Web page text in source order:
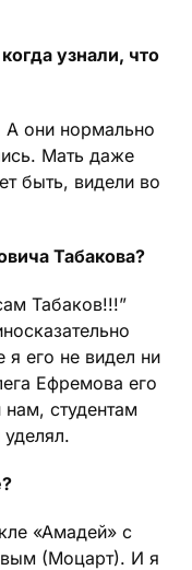
узнали, что
А они нормально
Мать даже
быть, видели во
Табакова?
Табаков!!!”
я его не видел ни
Ефремова его
студентам
«Амадей» с
(Моцарт). И я